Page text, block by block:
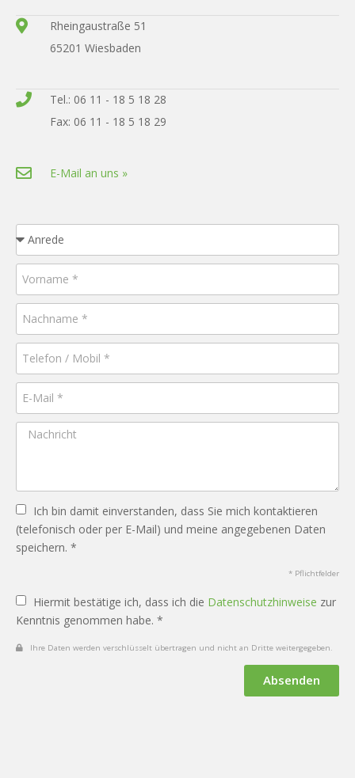
Rheingaustraße 51
65201 Wiesbaden
Tel.: 06 11 - 18 5 18 28
Fax: 06 11 - 18 5 18 29
E-Mail an uns »
Ich bin damit einverstanden, dass Sie mich kontaktieren
(telefonisch oder per E-Mail) und meine angegebenen Daten
speichern. *
* Pflichtfelder
Hiermit bestätige ich, dass ich die Datenschutzhinweise zur
Kenntnis genommen habe. *
Ihre Daten werden verschlüsselt übertragen und nicht an Dritte weitergegeben.
Absenden